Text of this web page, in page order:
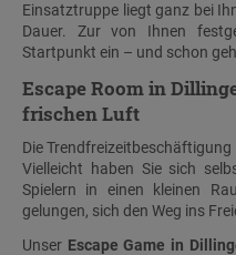
Einsatztruppe liegt ganz bei
Dauer. Zur von Ihnen
Startpunkt ein – und schon
Escape Room in
frischen Luft
Die
Vielleicht haben Sie sich
Spielern in einen kleinen
gelungen, sich den Weg ins
Unser Escape Game in